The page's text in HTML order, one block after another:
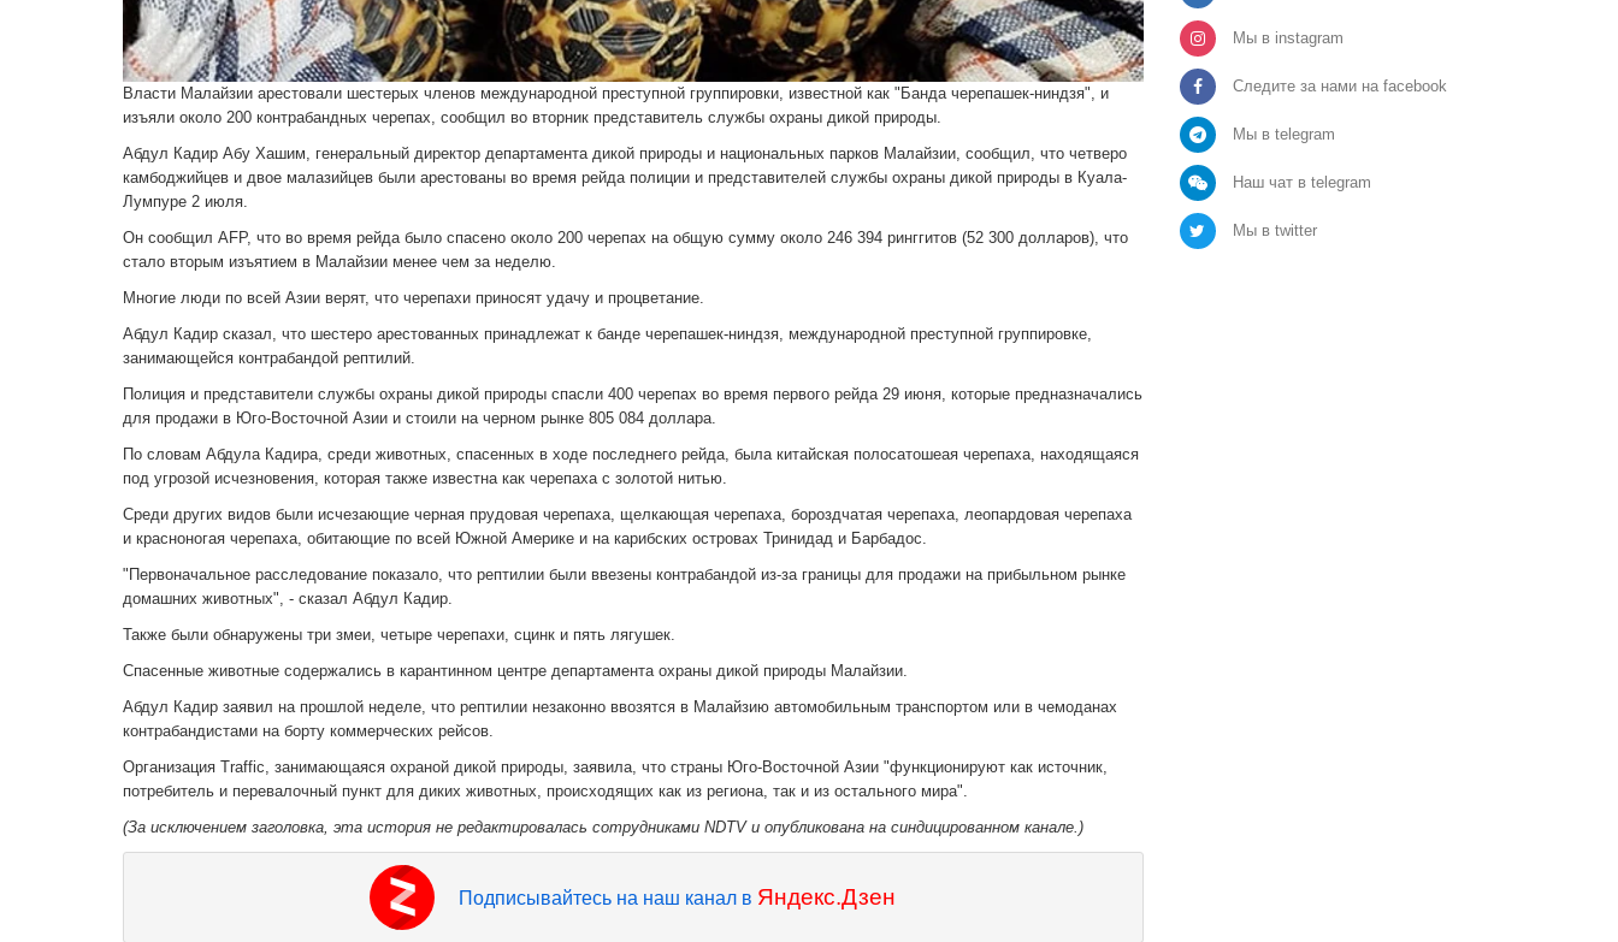
Власти Малайзии арестовали шестерых членов международной преступной группировки, известной как "Банда черепашек-ниндзя", и
изъяли около 200 контрабандных черепах, сообщил во вторник представитель службы охраны дикой природы.
Абдул Кадир Абу Хашим, генеральный директор департамента дикой природы и национальных парков Малайзии, сообщил, что четверо
камбоджийцев и двое малазийцев были арестованы во время рейда полиции и представителей службы охраны дикой природы в Куала-
Лумпуре 2 июля.
Он сообщил AFP, что во время рейда было спасено около 200 черепах на общую сумму около 246 394 ринггитов (52 300 долларов), что
стало вторым изъятием в Малайзии менее чем за неделю.
Многие люди по всей Азии верят, что черепахи приносят удачу и процветание.
Абдул Кадир сказал, что шестеро арестованных принадлежат к банде черепашек-ниндзя, международной преступной группировке,
занимающейся контрабандой рептилий.
Полиция и представители службы охраны дикой природы спасли 400 черепах во время первого рейда 29 июня, которые предназначались
для продажи в Юго-Восточной Азии и стоили на черном рынке 805 084 доллара.
По словам Абдула Кадира, среди животных, спасенных в ходе последнего рейда, была китайская полосатошеая черепаха, находящаяся
под угрозой исчезновения, которая также известна как черепаха с золотой нитью.
Среди других видов были исчезающие черная прудовая черепаха, щелкающая черепаха, бороздчатая черепаха, леопардовая черепаха
и красноногая черепаха, обитающие по всей Южной Америке и на карибских островах Тринидад и Барбадос.
"Первоначальное расследование показало, что рептилии были ввезены контрабандой из-за границы для продажи на прибыльном рынке
домашних животных", - сказал Абдул Кадир.
Также были обнаружены три змеи, четыре черепахи, сцинк и пять лягушек.
Спасенные животные содержались в карантинном центре департамента охраны дикой природы Малайзии.
Абдул Кадир заявил на прошлой неделе, что рептилии незаконно ввозятся в Малайзию автомобильным транспортом или в чемоданах
контрабандистами на борту коммерческих рейсов.
Организация Traffic, занимающаяся охраной дикой природы, заявила, что страны Юго-Восточной Азии "функционируют как источник,
потребитель и перевалочный пункт для диких животных, происходящих как из региона, так и из остального мира".
(За исключением заголовка, эта история не редактировалась сотрудниками NDTV и опубликована на синдицированном канале.)
Подписывайтесь на наш канал в Яндекс.Дзен
Мы в instagram
Следите за нами на facebook
Мы в telegram
Наш чат в telegram
Мы в twitter